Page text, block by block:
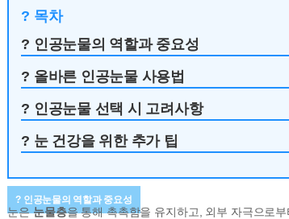
? 목차
? 인공눈물의 역할과 중요성
? 올바른 인공눈물 사용법
? 인공눈물 선택 시 고려사항
? 눈 건강을 위한 추가 팁
? 인공눈물의 역할과 중요성
눈은눈물층을 통해 촉촉함을 유지하고, 외부 자극으로